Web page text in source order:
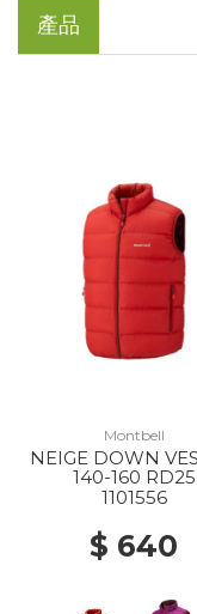
產品
Montbell
NEIGE DOWN
140-160 RD25
1101556
$ 640